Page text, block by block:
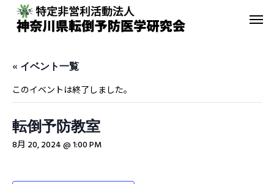
転倒予防教室
« イベント一覧
このイベントは終了しました。
転倒予防教室
8月 20, 2024 @ 1:00 PM